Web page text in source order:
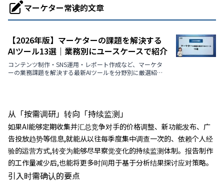
マーケター常读的文章
【2026年版】マーケターの課題を解決する
AIツール13選｜業務別にユースケースで紹介
コンテンツ制作・SNS運用・レポート作成など、マーケタ
ーの業務課題を解決する最新AIツールを分野別に厳選紹
从「按需调研」转向「持续监测」
如果AI能够定期收集并汇总竞争对手的价格调整、新功能发布、广
告投放趋势等信息,就能从以往每季度集中调查一次的、依赖个人经
验的运营方式,转变为能够尽早察觉变化的持续监测体制。报告制作
的工作量减少后,也能将更多时间用于基于分析结果探讨应对策略。
引入时需确认的要点